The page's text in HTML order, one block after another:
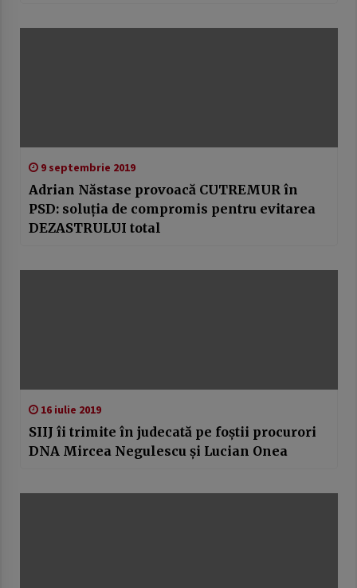
9 septembrie 2019
Adrian Năstase provoacă CUTREMUR în
PSD: soluția de compromis pentru evitarea
DEZASTRULUI total
16 iulie 2019
SIIJ îi trimite în judecată pe foştii procurori
DNA Mircea Negulescu şi Lucian Onea